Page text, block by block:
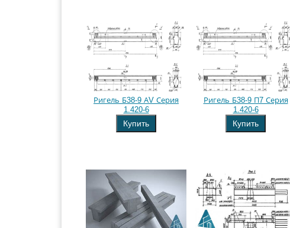
Ригель Б38-9 АV Серия
1.420-6
Купить
Ригель Б38-9 П7 Серия
1.420-6
Купить